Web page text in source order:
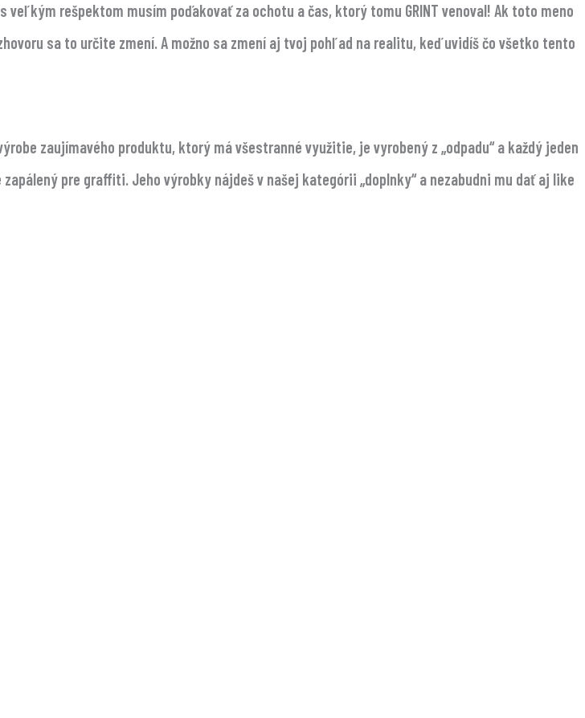
rešpektom musím poďakovať za ochotu a čas, ktorý tomu GRINT venoval! Ak toto meno
sa to určite zmení. A možno sa zmení aj tvoj pohľad na realitu, keď uvidíš čo všetko tento
zaujímavého produktu, ktorý má všestranné využitie, je vyrobený z „odpadu“ a každý jeden
pre graffiti. Jeho výrobky nájdeš v našej kategórii „doplnky“ a nezabudni mu dať aj like